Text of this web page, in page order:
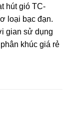
hút gió TC-
loại bạc đạn.
gian sử dụng
khúc giá rẻ